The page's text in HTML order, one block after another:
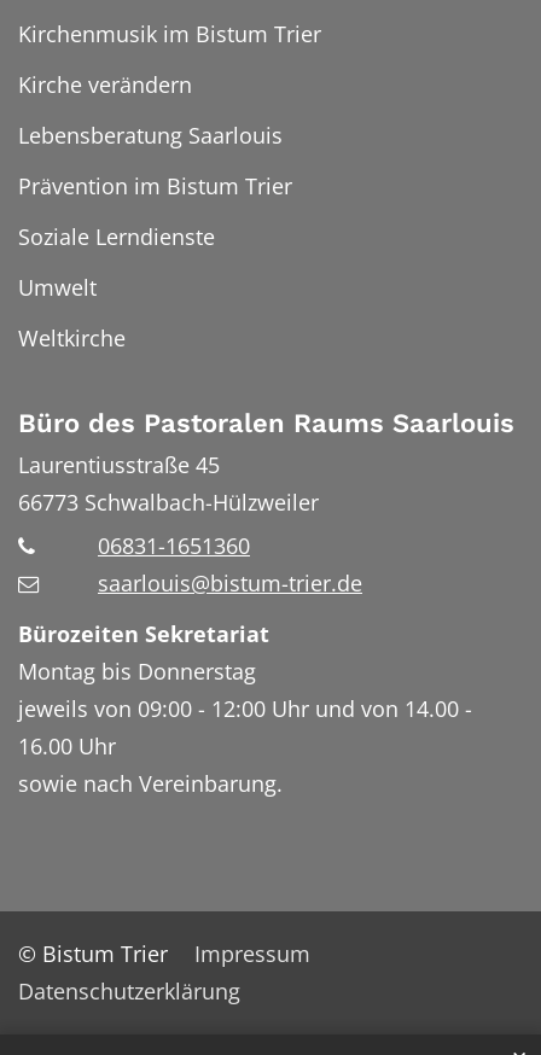
Kirchenmusik im Bistum Trier
Kirche verändern
Lebensberatung Saarlouis
Prävention im Bistum Trier
Soziale Lerndienste
Umwelt
Weltkirche
Büro des Pastoralen Raums Saarlouis
Laurentiusstraße 45
66773 Schwalbach-Hülzweiler
06831-1651360
saarlouis@bistum-trier.de
Bürozeiten Sekretariat
Montag bis Donnerstag
jeweils von 09:00 - 12:00 Uhr und von 14.00 -
16.00 Uhr
sowie nach Vereinbarung.
© Bistum Trier
Impressum
Datenschutzerklärung